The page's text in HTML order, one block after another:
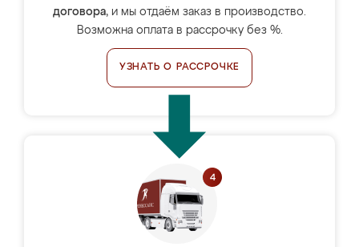
договора, и мы отдаём заказ в производство.
Возможна оплата в рассрочку без %.
УЗНАТЬ О РАССРОЧКЕ